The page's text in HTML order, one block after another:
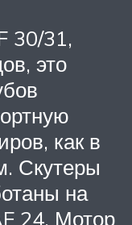
30/31,
это
как в
Скутеры
на
24. Мотор